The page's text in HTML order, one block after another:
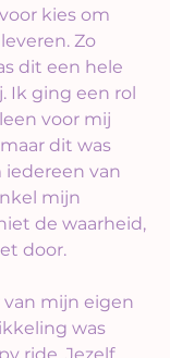
kies om
Zo
dit een hele
Ik ging een rol
voor mij
dit was
iedereen van
mijn
de waarheid,
door.
van mijn eigen
was